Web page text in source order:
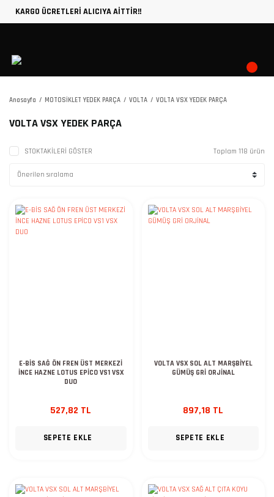
KARGO ÜCRETLERİ ALICIYA AİTTİR!!
Anasayfa MOTOSİKLET YEDEK PARÇA VOLTA VOLTA VSX YEDEK PARÇA
VOLTA VSX YEDEK PARÇA
STOKTAKİLERİ GÖSTER Toplam 118 ürün
E-BİS SAĞ ÖN FREN ÜST MERKEZİ
İNCE HAZNE LOTUS EPİCO VS1 VSX
DUO
527,82 TL
SEPETE EKLE
VOLTA VSX SOL ALT MARŞBİYEL
GÜMÜŞ GRİ ORJİNAL
897,18 TL
SEPETE EKLE